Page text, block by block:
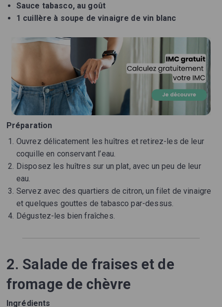
Sauce tabasco, au goût
1 cuillère à soupe de vinaigre de vin blanc
Préparation
Ouvrez délicatement les huîtres et retirez-les de leur
coquille en conservant l’eau.
Disposez les huîtres sur un plat, avec un peu de leur
eau.
Servez avec des quartiers de citron, un filet de vinaigre
et quelques gouttes de tabasco par-dessus.
Dégustez-les bien fraîches.
2. Salade de fraises et de
fromage de chèvre
Ingrédients